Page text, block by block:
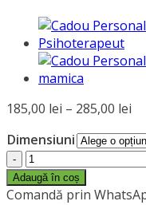
185,00 lei – 285,00 lei
la
Dimensiuni
Cantitate
Cadou
Personalizat
Adaugă în coș
Comandă prin